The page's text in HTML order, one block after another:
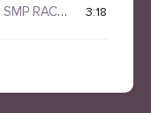
SMP RACING 3:18